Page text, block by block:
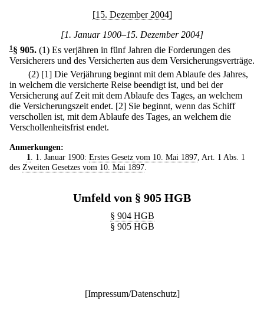
[15. Dezember 2004]
[1. Januar 1900–15. Dezember 2004]
1 § 905. (1) Es verjähren in fünf Jahren die Forderungen des
Versicherers und des Versicherten aus dem Versicherungsverträge.
(2) [1] Die Verjährung beginnt mit dem Ablaufe des Jahres,
in welchem die versicherte Reise beendigt ist, und bei der
Versicherung auf Zeit mit dem Ablaufe des Tages, an welchem
die Versicherungszeit endet. [2] Sie beginnt, wenn das Schiff
verschollen ist, mit dem Ablaufe des Tages, an welchem die
Verschollenheitsfrist endet.
Anmerkungen:
1. 1. Januar 1900: Erstes Gesetz vom 10. Mai 1897, Art. 1 Abs. 1
des Zweiten Gesetzes vom 10. Mai 1897.
Umfeld von § 905 HGB
§ 904 HGB
§ 905 HGB
[Impressum/Datenschutz]